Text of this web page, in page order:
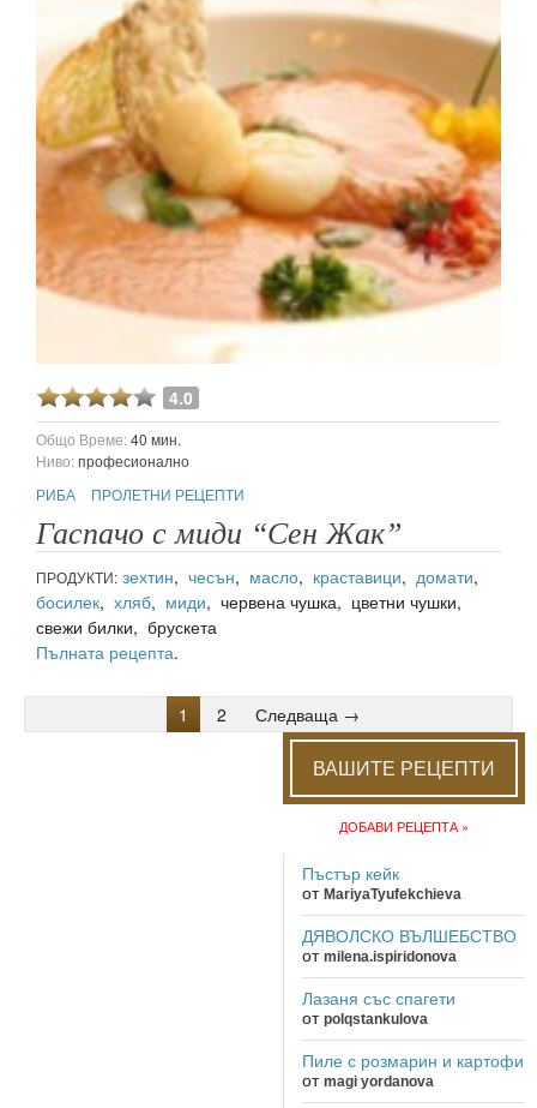
4.0
Общо Време:40 мин.
Ниво:професионално
РИБА
ПРОЛЕТНИ РЕЦЕПТИ
Гаспачо с миди “Сен Жак”
ПРОДУКТИ: зехтин, чесън, масло, краставици, домати,
босилек, хляб, миди, червена чушка, цветни чушки,
свежи билки, брускета
Пълната рецепта.
1 2 Следваща →
ВАШИТЕ РЕЦЕПТИ
ДОБАВИ РЕЦЕПТА »
Пъстър кейк
от MariyaTyufekchieva
ДЯВОЛСКО ВЪЛШЕБСТВО
от milena.ispiridonova
Лазаня със спагети
от polqstankulova
Пиле с розмарин и картофи
от magi yordanova